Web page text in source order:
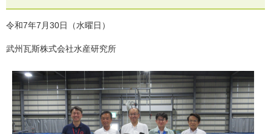
令和7年7月30日（水曜日）
武州瓦斯株式会社水産研究所